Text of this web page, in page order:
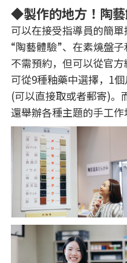
◆製作的地方！陶
可以在接受指導員的簡
“陶藝體驗”、在素燒盤子
不需預約，但可以從官方
可從9種釉藥中選擇，1
(可以直接取或者郵寄)。
還舉辦各種主題的手工作